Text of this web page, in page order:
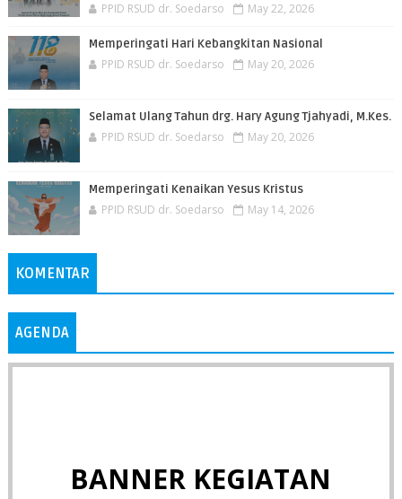
PPID RSUD dr. Soedarso May 22, 2026
Memperingati Hari Kebangkitan Nasional
PPID RSUD dr. Soedarso May 20, 2026
Selamat Ulang Tahun drg. Hary Agung Tjahyadi, M.Kes.
PPID RSUD dr. Soedarso May 20, 2026
Memperingati Kenaikan Yesus Kristus
PPID RSUD dr. Soedarso May 14, 2026
KOMENTAR
AGENDA
BANNER KEGIATAN